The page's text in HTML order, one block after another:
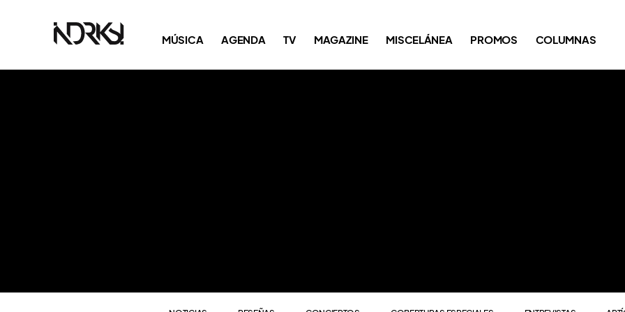
MÚSICA AGENDA TV MAGAZINE MISCELÁNEA PROMOS COLUMNAS